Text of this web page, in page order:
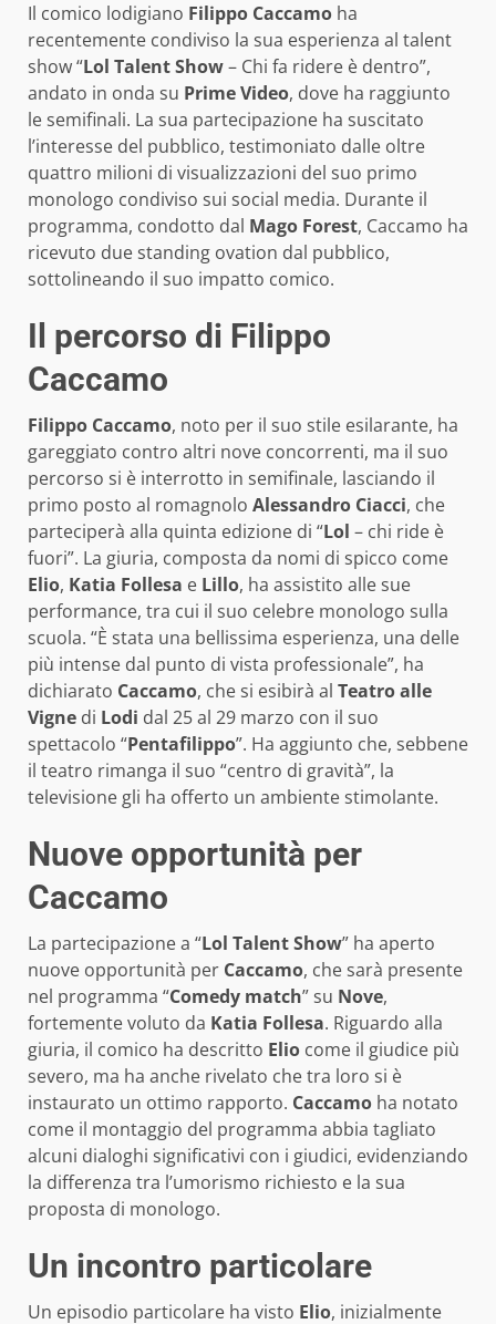
Il comico lodigiano Filippo Caccamo ha
recentemente condiviso la sua esperienza al talent
show “Lol Talent Show– Chi fa ridere è dentro”,
andato in onda su Prime Video, dove ha raggiunto
le semifinali. La sua partecipazione ha suscitato
l’interesse del pubblico, testimoniato dalle oltre
quattro milioni di visualizzazioni del suo primo
monologo condiviso sui social media. Durante il
programma, condotto dal Mago Forest, Caccamo ha
ricevuto due standing ovation dal pubblico,
sottolineando il suo impatto comico.
Il percorso di Filippo
Caccamo
Filippo Caccamo, noto per il suo stile esilarante, ha
gareggiato contro altri nove concorrenti, ma il suo
percorso si è interrotto in semifinale, lasciando il
primo posto al romagnolo Alessandro Ciacci, che
parteciperà alla quinta edizione di “Lol – chi ride è
fuori”. La giuria, composta da nomi di spicco come
Elio, Katia Follesa e Lillo, ha assistito alle sue
performance, tra cui il suo celebre monologo sulla
scuola. “È stata una bellissima esperienza, una delle
più intense dal punto di vista professionale”, ha
dichiarato Caccamo, che si esibirà al Teatro alle
Vigne di Lodi dal 25 al 29 marzo con il suo
spettacolo “Pentafilippo”. Ha aggiunto che, sebbene
il teatro rimanga il suo “centro di gravità”, la
televisione gli ha offerto un ambiente stimolante.
Nuove opportunità per
Caccamo
La partecipazione a “Lol Talent Show” ha aperto
nuove opportunità per Caccamo, che sarà presente
nel programma “Comedy match” su Nove,
fortemente voluto da Katia Follesa. Riguardo alla
giuria, il comico ha descritto Elio come il giudice più
severo, ma ha anche rivelato che tra loro si è
instaurato un ottimo rapporto. Caccamo ha notato
come il montaggio del programma abbia tagliato
alcuni dialoghi significativi con i giudici, evidenziando
la differenza tra l’umorismo richiesto e la sua
proposta di monologo.
Un incontro particolare
Un episodio particolare ha visto Elio, inizialmente